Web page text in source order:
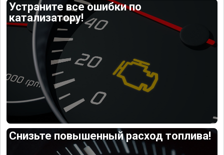
Устраните все ошибки по
катализатору!
Снизьте повышенный расход топлива!